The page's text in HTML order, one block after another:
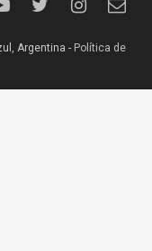
Argentina - Política de